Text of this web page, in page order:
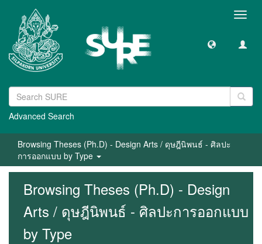
Advanced Search
Browsing Theses (Ph.D) - Design Arts / ดุษฎีนิพนธ์ - ศิลปะ
การออกแบบ by Type
Browsing Theses (Ph.D) - Design
Arts / ดุษฎีนิพนธ์ - ศิลปะการออกแบบ
by Type